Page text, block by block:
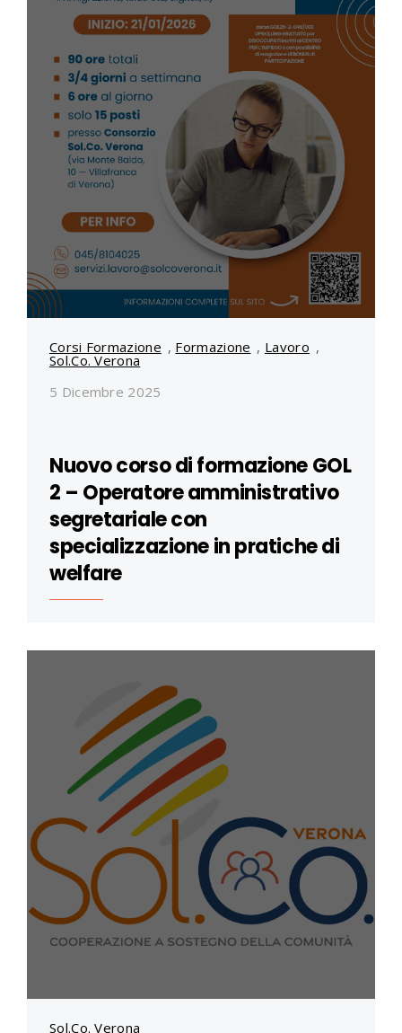
Corsi Formazione , Formazione , Lavoro ,
Sol.Co. Verona
5 Dicembre 2025
Nuovo corso di formazione GOL
2 – Operatore amministrativo
segretariale con
specializzazione in pratiche di
welfare
Sol.Co. Verona